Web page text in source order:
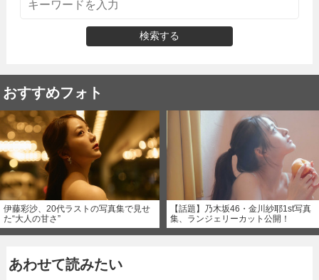
検索する
おすすめフォト
伊藤彩沙、20代ラストの写真集で見せ
た“大人の甘さ”
【話題】乃木坂46・金川紗耶1st写真
集、ランジェリーカット公開！
あわせて読みたい